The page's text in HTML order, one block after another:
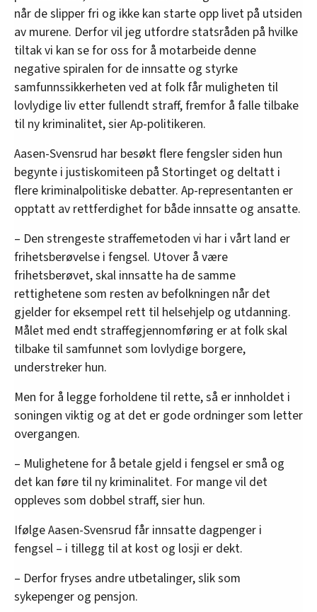
når de slipper fri og ikke kan starte opp livet på utsiden
av murene. Derfor vil jeg utfordre statsråden på hvilke
tiltak vi kan se for oss for å motarbeide denne
negative spiralen for de innsatte og styrke
samfunnssikkerheten ved at folk får muligheten til
lovlydige liv etter fullendt straff, fremfor å falle tilbake
til ny kriminalitet, sier Ap-politikeren.
Aasen-Svensrud har besøkt flere fengsler siden hun
begynte i justiskomiteen på Stortinget og deltatt i
flere kriminalpolitiske debatter. Ap-representanten er
opptatt av rettferdighet for både innsatte og ansatte.
– Den strengeste straffemetoden vi har i vårt land er
frihetsberøvelse i fengsel. Utover å være
frihetsberøvet, skal innsatte ha de samme
rettighetene som resten av befolkningen når det
gjelder for eksempel rett til helsehjelp og utdanning.
Målet med endt straffegjennomføring er at folk skal
tilbake til samfunnet som lovlydige borgere,
understreker hun.
Men for å legge forholdene til rette, så er innholdet i
soningen viktig og at det er gode ordninger som letter
overgangen.
– Mulighetene for å betale gjeld i fengsel er små og
det kan føre til ny kriminalitet. For mange vil det
oppleves som dobbel straff, sier hun.
Ifølge Aasen-Svensrud får innsatte dagpenger i
fengsel – i tillegg til at kost og losji er dekt.
– Derfor fryses andre utbetalinger, slik som
sykepenger og pensjon.